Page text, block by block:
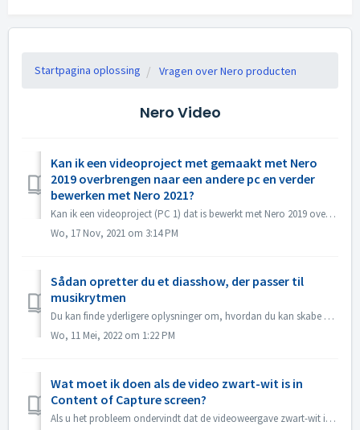
Startpagina oplossing Vragen over Nero producten
Nero Video
Kan ik een videoproject met gemaakt met Nero
2019 overbrengen naar een andere pc en verder
bewerken met Nero 2021?
Kan ik een videoproject (PC 1) dat is bewerkt met Nero 2019 overbrengen naar een andere PC (PC 2) en verder bewerken met Nero 2021? Ja, u kunt project en br...
Wo, 17 Nov, 2021 om 3:14 PM
Sådan opretter du et diasshow, der passer til
musikrytmen
Du kan finde yderligere oplysninger om, hvordan du kan skabe et lide show i takt med musikken på følgende link: Oprettelse af et diasshow efter musikkens ry...
Wo, 11 Mei, 2022 om 1:22 PM
Wat moet ik doen als de video zwart-wit is in
Content of Capture screen?
Als u het probleem ondervindt dat de videoweergave zwart-wit is, maar het exporteren/branden in kleur is, moet u het Windows-systeem of het stuurprogramma v...